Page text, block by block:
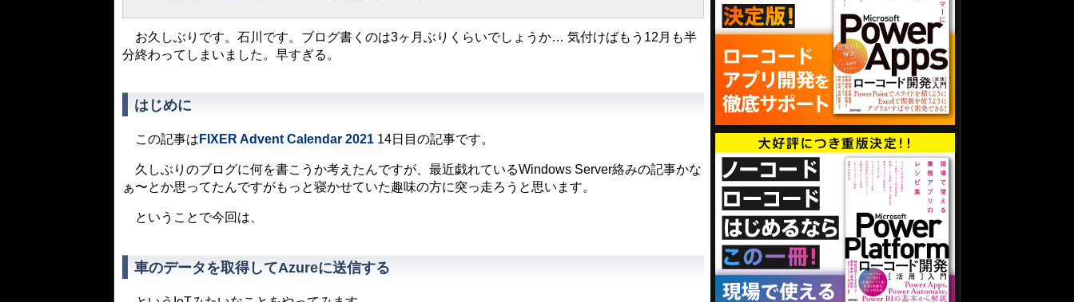
お久しぶりです。石川です。ブログ書くのは3ヶ月ぶりくらいでしょうか… 気付けばもう12月も半
分終わってしまいました。早すぎる。
はじめに
この記事は FIXER Advent Calendar 2021 14日目の記事です。
久しぶりのブログに何を書こうか考えたんですが、最近戯れているWindows Server絡みの記事かな
ぁ〜とか思ってたんですがもっと寝かせていた趣味の方に突っ走ろうと思います。
ということで今回は、
車のデータを取得してAzureに送信する